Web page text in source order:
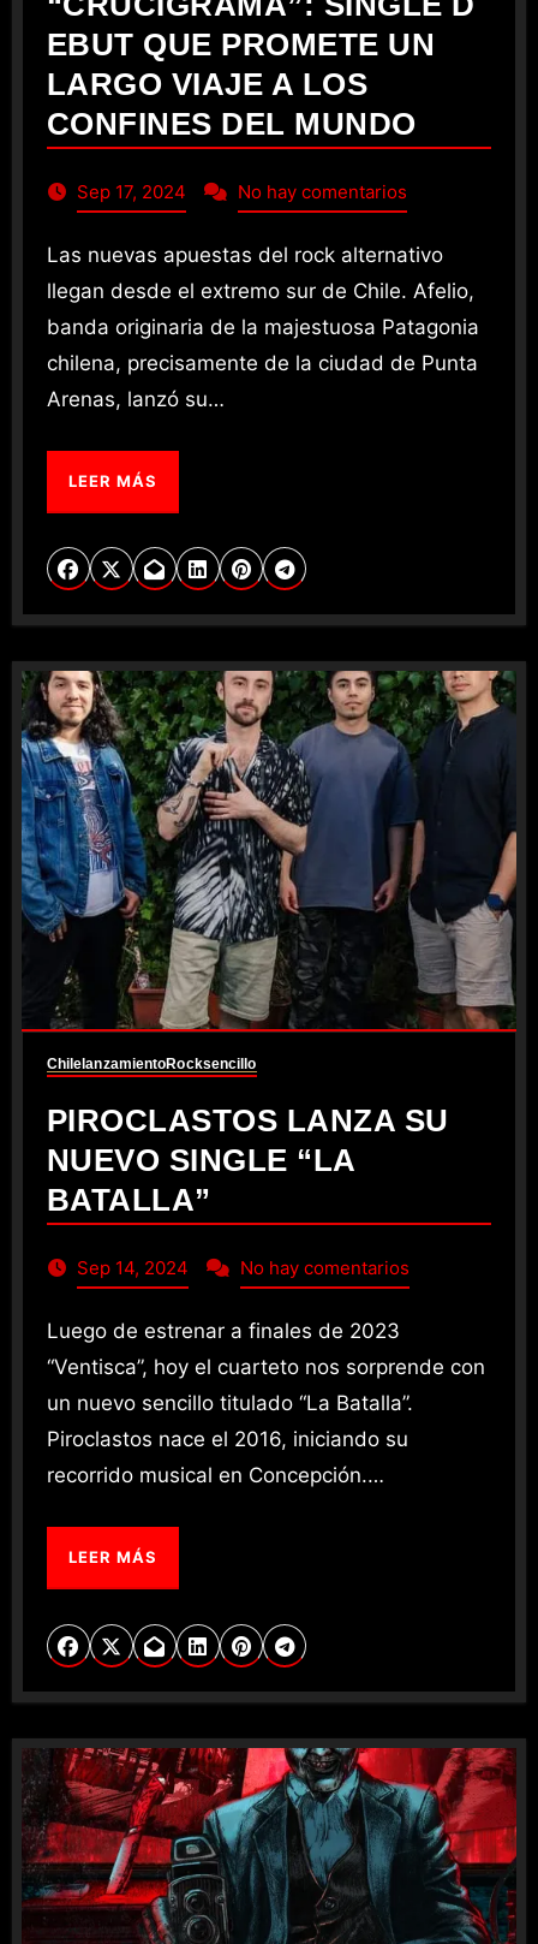
EBUT QUE PROMETE UN
LARGO VIAJE A LOS
CONFINES DEL MUNDO
Sep 17, 2024 No hay comentarios
Las nuevas apuestas del rock alternativo
llegan desde el extremo sur de Chile. Afelio,
banda originaria de la majestuosa Patagonia
chilena, precisamente de la ciudad de Punta
Arenas, lanzó su…
LEER MÁS
Chile lanzamientoRocksencillo
PIROCLASTOS LANZA SU
NUEVO SINGLE “LA
BATALLA”
Sep 14, 2024 No hay comentarios
Luego de estrenar a finales de 2023
“Ventisca”, hoy el cuarteto nos sorprende con
un nuevo sencillo titulado “La Batalla”.
Piroclastos nace el 2016, iniciando su
recorrido musical en Concepción.…
LEER MÁS